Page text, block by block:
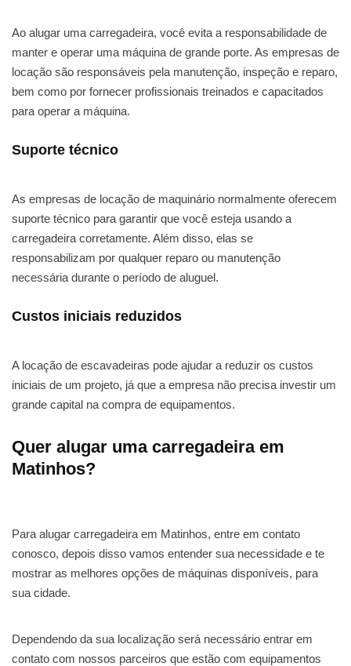
Ao alugar uma carregadeira, você evita a responsabilidade de
manter e operar uma máquina de grande porte. As empresas de
locação são responsáveis pela manutenção, inspeção e reparo,
bem como por fornecer profissionais treinados e capacitados
para operar a máquina.
Suporte técnico
As empresas de locação de maquinário normalmente oferecem
suporte técnico para garantir que você esteja usando a
carregadeira corretamente. Além disso, elas se
responsabilizam por qualquer reparo ou manutenção
necessária durante o período de aluguel.
Custos iniciais reduzidos
A locação de escavadeiras pode ajudar a reduzir os custos
iniciais de um projeto, já que a empresa não precisa investir um
grande capital na compra de equipamentos.
Quer alugar uma carregadeira em
Matinhos?
Para alugar carregadeira em Matinhos, entre em contato
conosco, depois disso vamos entender sua necessidade e te
mostrar as melhores opções de máquinas disponíveis, para
sua cidade.
Dependendo da sua localização será necessário entrar em
contato com nossos parceiros que estão com equipamentos